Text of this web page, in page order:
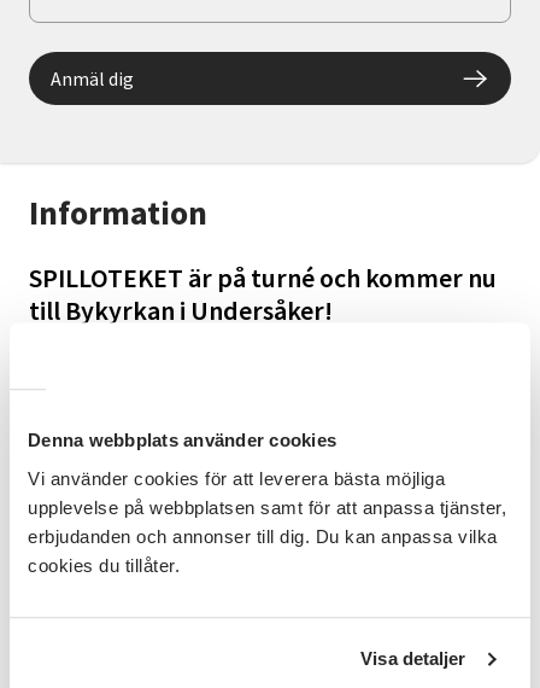
Denna webbplats använder cookies
Vi använder cookies för att leverera bästa möjliga
upplevelse på webbplatsen samt för att anpassa tjänster,
erbjudanden och annonser till dig. Du kan anpassa vilka
cookies du tillåter.
Visa detaljer
Information
SPILLOTEKET är på turné och kommer nu
till Bykyrkan i Undersåker!
spillmaterial från jämtländska industrier förvandlas
föreningslokaler, fritidshem och bygdegårdar till små
tivolin av kreativitet och glädje.
Besökare i alla åldrar är välkomna att skapa och
pyssla med återbruksmaterial, låta sin fantasi och
Anmäl dig